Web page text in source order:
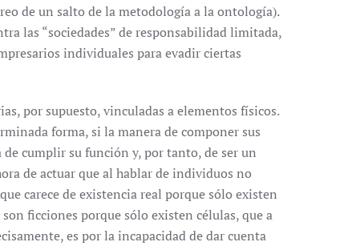
de un salto de la metodología a la ontología).
las “sociedades” de responsabilidad limitada,
individuales para evadir ciertas
por supuesto, vinculadas a elementos físicos.
forma, si la manera de componer sus
cumplir su función y, por tanto, de ser un
de actuar que al hablar de individuos no
carece de existencia real porque sólo existen
ficciones porque sólo existen células, que a
es por la incapacidad de dar cuenta